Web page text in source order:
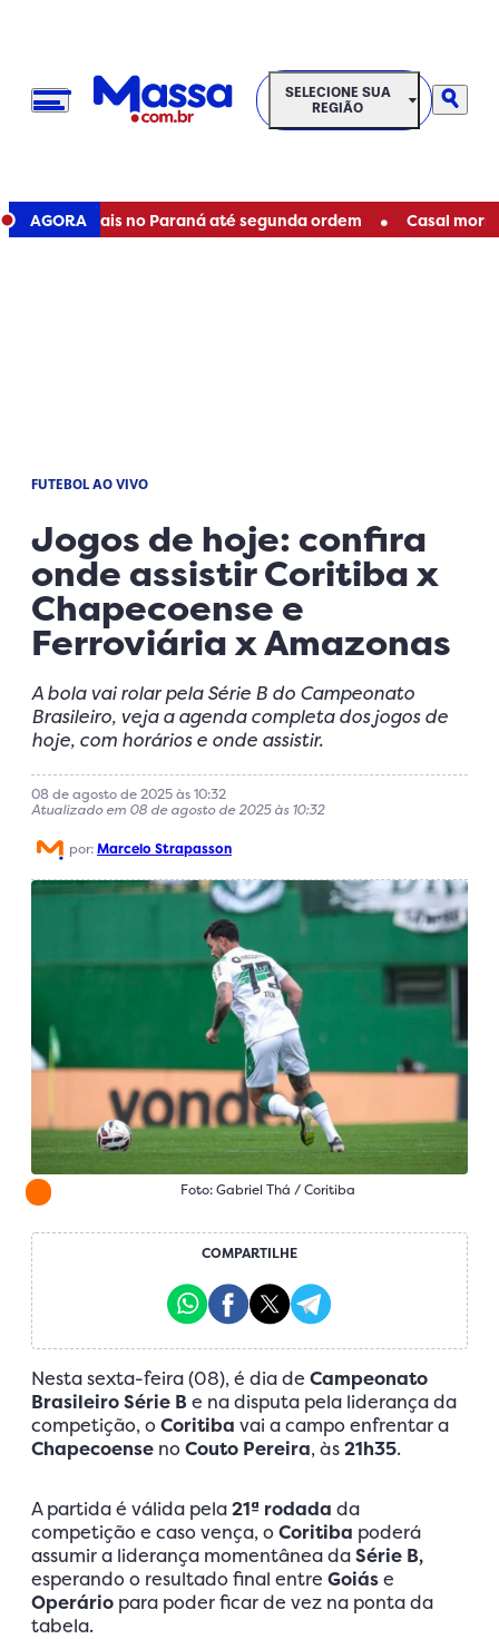
SELECIONE SUA REGIÃO
SELECIONE SUA
REGIÃO
AGORAno Paraná até segunda ordem • Casal morre
FUTEBOL AO VIVO
Jogos de hoje: confira
onde assistir Coritiba x
Chapecoense e
Ferroviária x Amazonas
A bola vai rolar pela Série B do Campeonato
Brasileiro, veja a agenda completa dos jogos de
hoje, com horários e onde assistir.
08 de agosto de 2025 às 10:32
Atualizado em 08 de agosto de 2025 às 10:32
por:Marcelo Strapasson
Foto: Gabriel Thá / Coritiba
COMPARTILHE
Nesta sexta-feira (08), é dia de Campeonato
Brasileiro Série Be na disputa pela liderança da
competição, oCoritiba vai a campo enfrentar a
Chapecoense noCouto Pereira, às21h35.
A partida é válida pela21ª rodada da
competição e caso vença, oCoritiba poderá
assumir a liderança momentânea daSérie B,
esperando o resultado final entre Goiáse
Operário para poder ficar de vez na ponta da
tabela.